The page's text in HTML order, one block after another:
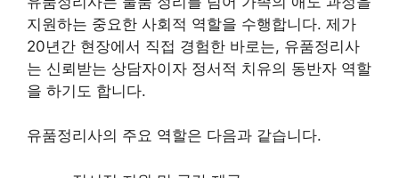
지원하는 중요한 사회적 역할을 수행합니다. 제가
20년간 현장에서 직접 경험한 바로는, 유품정리사
는 신뢰받는 상담자이자 정서적 치유의 동반자 역할
을 하기도 합니다.
유품정리사의 주요 역할은 다음과 같습니다.